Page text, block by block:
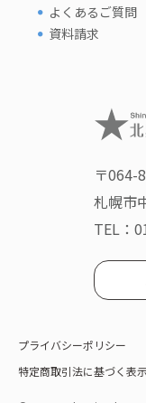
よくあるご質問
資料請求
〒064-
札幌市
TEL：
プライバシーポリシー
特定商取引法に基づく表